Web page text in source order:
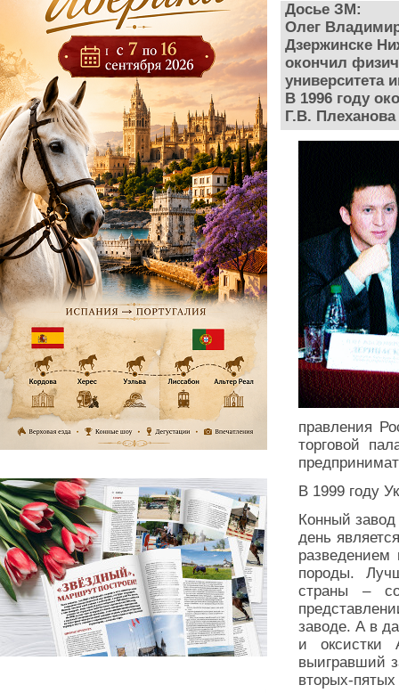
Досье ЗМ:
Олег
Дзержинске
окончил
университета
В 1996 году
Г.В. Плеханова
правления
торговой
В 1999 году
Конный
день
породы.
страны –
заводе. А в
и оксистки
выигравший
вторых-пятых